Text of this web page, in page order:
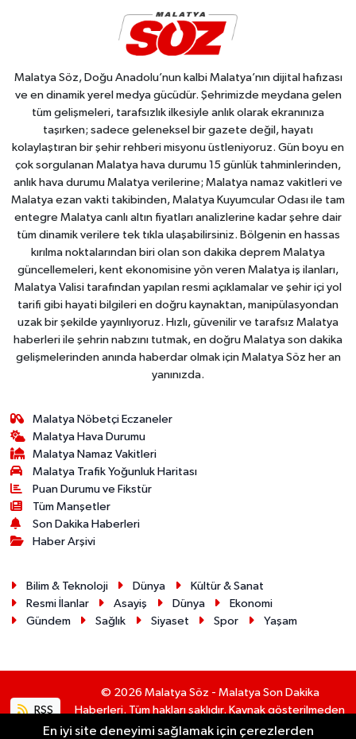
Malatya Söz, Doğu Anadolu’nun kalbi Malatya’nın dijital hafızası
ve en dinamik yerel medya gücüdür. Şehrimizde meydana gelen
tüm gelişmeleri, tarafsızlık ilkesiyle anlık olarak ekranınıza
taşırken; sadece geleneksel bir gazete değil, hayatı
kolaylaştıran bir şehir rehberi misyonu üstleniyoruz. Gün boyu en
çok sorgulanan Malatya hava durumu 15 günlük tahminlerinden,
anlık hava durumu Malatya verilerine; Malatya namaz vakitleri ve
Malatya ezan vakti takibinden, Malatya Kuyumcular Odası ile tam
entegre Malatya canlı altın fiyatları analizlerine kadar şehre dair
tüm dinamik verilere tek tıkla ulaşabilirsiniz. Bölgenin en hassas
kırılma noktalarından biri olan son dakika deprem Malatya
güncellemeleri, kent ekonomisine yön veren Malatya iş ilanları,
Malatya Valisi tarafından yapılan resmi açıklamalar ve şehir içi yol
tarifi gibi hayati bilgileri en doğru kaynaktan, manipülasyondan
uzak bir şekilde yayınlıyoruz. Hızlı, güvenilir ve tarafsız Malatya
haberleri ile şehrin nabzını tutmak, en doğru Malatya son dakika
gelişmelerinden anında haberdar olmak için Malatya Söz her an
yanınızda.
Malatya Nöbetçi Eczaneler
Malatya Hava Durumu
Malatya Namaz Vakitleri
Malatya Trafik Yoğunluk Haritası
Puan Durumu ve Fikstür
Tüm Manşetler
Son Dakika Haberleri
Haber Arşivi
Bilim & Teknoloji Dünya
Kültür & Sanat
Resmi İlanlar
Asayiş Dünya
Ekonomi
Gündem
Sağlık Siyaset Spor Yaşam
RSS
© 2026 Malatya Söz - Malatya Son Dakika
Haberleri. Tüm hakları saklıdır. Kaynak gösterilmeden
alıntı yapılamaz.
En iyi site deneyimi sağlamak için çerezlerden